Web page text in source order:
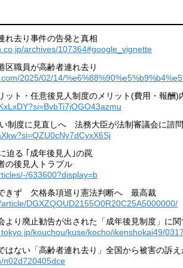
れ去り事件の告発と真相
archives/107364#google_vignette
職員が高齢者連れ去り
2025/02/14/
ット・任意後見人制度のメリット(費用・報酬)
制度に見直しへ 法務大臣が法制審議会に諮
迫る ｢成年後見人｣の罠
の後見人トラブル
633600?display=b
きず 欠格条項巡り憲法判断へ 最高裁
DGXZQOUD2155O0R20C25A5000000/
より廃止勧告が出された「成年後見制度」に
kouchou/kuse/kocho/ikenshokai49/
はない「高齢者連れ去り」全国から被害の訴
n02d720405dce